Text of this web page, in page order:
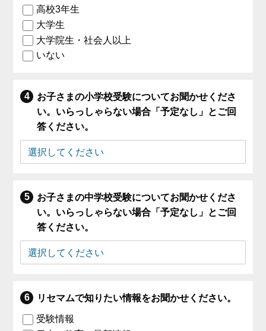
高校3年生
大学生
大学院生・社会人以上
いない
お子さまの小学校受験についてお聞かせくださ
い。いらっしゃらない場合「予定なし」とご回
答ください。
お子さまの中学校受験についてお聞かせくださ
い。いらっしゃらない場合「予定なし」とご回
答ください。
リセマムで知りたい情報をお聞かせください。
受験情報